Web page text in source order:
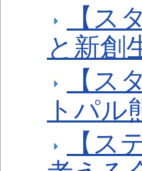
【
と新創
【
トパル
【ス